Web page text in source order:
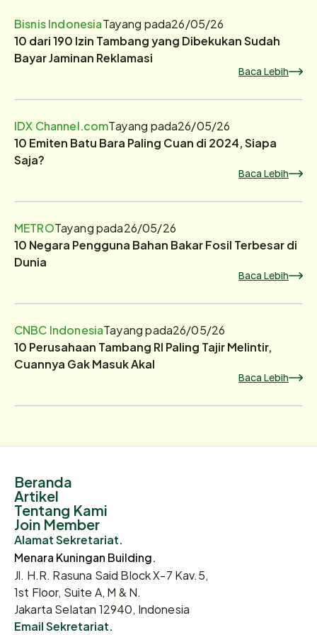
Bisnis IndonesiaTayang pada26/05/26
10 dari 190 Izin Tambang yang Dibekukan Sudah
Bayar Jaminan Reklamasi
Baca Lebih
IDX Channel.comTayang pada26/05/26
10 Emiten Batu Bara Paling Cuan di 2024, Siapa
Saja?
Baca Lebih
METROTayang pada26/05/26
10 Negara Pengguna Bahan Bakar Fosil Terbesar di
Dunia
Baca Lebih
CNBC IndonesiaTayang pada26/05/26
10 Perusahaan Tambang RI Paling Tajir Melintir,
Cuannya Gak Masuk Akal
Baca Lebih
Beranda
Artikel
Tentang Kami
Join Member
Alamat Sekretariat.
Menara Kuningan Building.
Jl. H.R. Rasuna Said Block X-7 Kav.5,
1st Floor, Suite A, M & N.
Jakarta Selatan 12940, Indonesia
Email Sekretariat.